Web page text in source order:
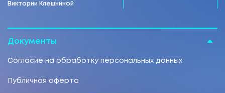
Виктории Клешниной
Документы
Согласие на обработку персональных данных
Публичная оферта